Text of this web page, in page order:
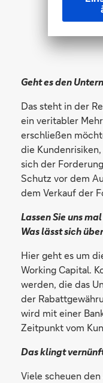
Geht es den
Das steht in der
ein veritabler
erschließen
die
sich der
Schutz vor dem
dem Verkauf der
Lassen Sie uns
Was lässt sich
Hier geht es um
Working Capital.
werden, die das
der
wird mit einer
Zeitpunkt vom
Das klingt
Viele scheuen